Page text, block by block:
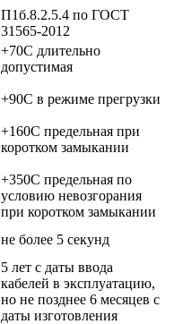
П1б.8.2.5.4 по ГОСТ
31565-2012
+70C длительно
допустимая
+90C в режиме прегрузки
+160C предельная при
коротком замыкании
+350C предельная по
условию невозгорания
при коротком замыкании
не более 5 секунд
5 лет с даты ввода
кабелей в эксплуатацию,
но не позднее 6 месяцев с
даты изготовления